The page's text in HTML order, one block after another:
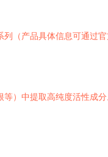
（产品具体信息可通过
）中提取高纯度活性成